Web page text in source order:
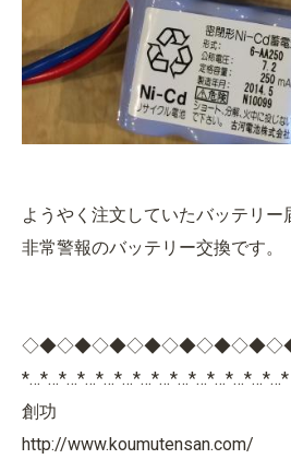
ようやく注文していたバッテリー
非常警報のバッテリー交換です。
*…*…*…*…*…*…*…*…*…*…*…*…*…*…*
創功
http://www.koumutensan.com/